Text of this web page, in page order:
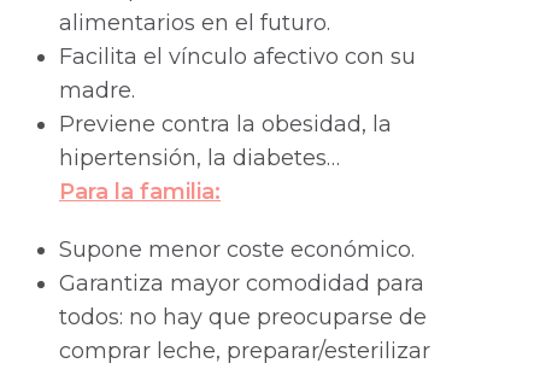
alimentarios en el futuro.
Facilita el vínculo afectivo con su
madre.
Previene contra la obesidad, la
hipertensión, la diabetes…
Para la familia:
Supone menor coste económico.
Garantiza mayor comodidad para
todos: no hay que preocuparse de
comprar leche, preparar/esterilizar